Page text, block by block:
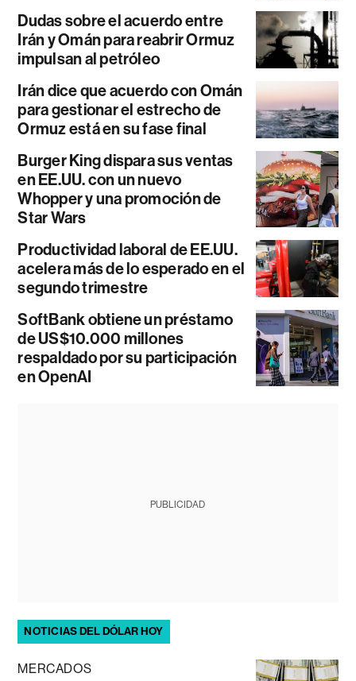
Dudas sobre el acuerdo entre
Irán y Omán para reabrir Ormuz
impulsan al petróleo
Irán dice que acuerdo con Omán
para gestionar el estrecho de
Ormuz está en su fase final
Burger King dispara sus ventas
en EE.UU. con un nuevo
Whopper y una promoción de
Star Wars
Productividad laboral de EE.UU.
acelera más de lo esperado en el
segundo trimestre
SoftBank obtiene un préstamo
de US$10.000 millones
respaldado por su participación
en OpenAI
PUBLICIDAD
NOTICIAS DEL DÓLAR HOY
MERCADOS